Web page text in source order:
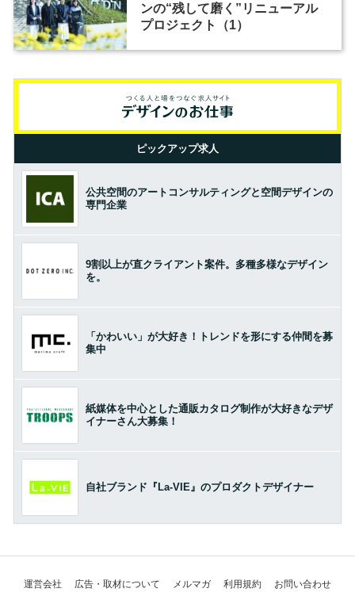
ンの“残して磨く”リニューアル
プロジェクト（1）
ピックアップ求人
公共空間のアートコンサルティングと空間デザインの
専門企業
9割以上が直クライアント案件。多種多様なデザイン
を。
「かわいい」が大好き！トレンドを形にする仲間を募
集中
紙媒体を中心とした通販カタログ制作が大好きなデザ
イナーさん大募集！
自社ブランド『La-VIE』のプロダクトデザイナー
運営会社 広告・取材について メルマガ 利用規約 お問い合わせ